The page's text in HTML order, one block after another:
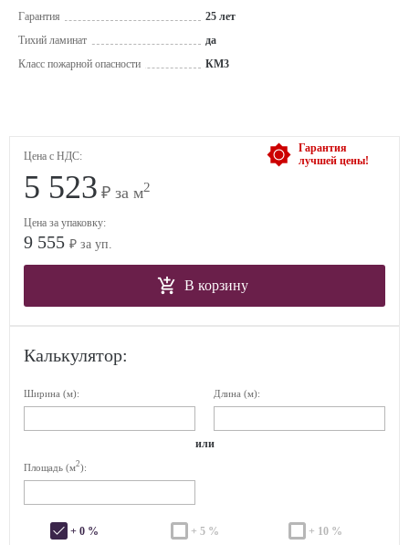
Гарантия
25 лет
Тихий ламинат
да
Класс пожарной опасности
КМ3
Гарантия
лучшей цены!
Цена с НДС:
5 523 ₽ за м2
Цена за упаковку:
9 555 ₽ за уп.
В корзину
Калькулятор:
Ширина (м): Длина (м):
или
Площадь (м2):
+ 0 % + 5 % + 10 %